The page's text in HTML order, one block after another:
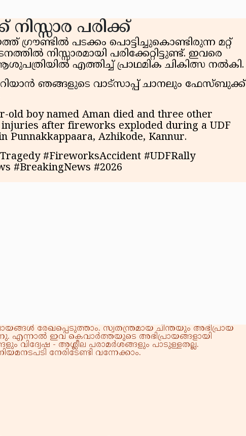
നിസ്സാര പരിക്ക്
പടക്കം പൊട്ടിച്ചുകൊണ്ടിരുന്ന മറ്റ്
നിസ്സാരമായി പരിക്കേറ്റിട്ടുണ്ട്. ഇവരെ
എത്തിച്ച് പ്രാഥമിക ചികിത്സ നൽകി.
ഞങ്ങളുടെ വാട്സാപ്പ് ചാനലും ഫേസ്ബുക്ക്
old boy named Aman died and three other
after fireworks exploded during a UDF
Punnakkappaara, Azhikode, Kannur.
#FireworksAccident #UDFRally
#BreakingNews #2026
രേഖപ്പെടുത്താം. സ്വതന്ത്രമായ ചിന്തയും അഭിപ്രായ
എന്നാൽ ഇവ കെവാർത്തയുടെ അഭിപ്രായങ്ങളായി
വിദ്വേഷ - അശ്ലീല പരാമർശങ്ങളും പാടുള്ളതല്ല.
നേരിടേണ്ടി വന്നേക്കാം.